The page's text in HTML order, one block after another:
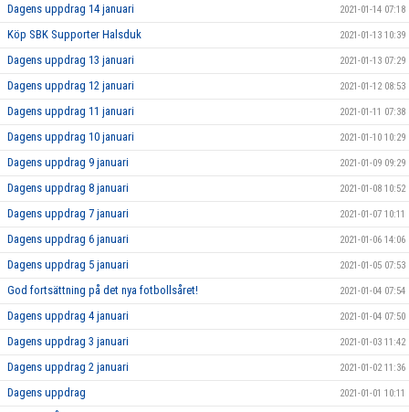
Dagens uppdrag 14 januari 2021-01-14 07:18
Köp SBK Supporter Halsduk 2021-01-13 10:39
Dagens uppdrag 13 januari 2021-01-13 07:29
Dagens uppdrag 12 januari 2021-01-12 08:53
Dagens uppdrag 11 januari 2021-01-11 07:38
Dagens uppdrag 10 januari 2021-01-10 10:29
Dagens uppdrag 9 januari 2021-01-09 09:29
Dagens uppdrag 8 januari 2021-01-08 10:52
Dagens uppdrag 7 januari 2021-01-07 10:11
Dagens uppdrag 6 januari 2021-01-06 14:06
Dagens uppdrag 5 januari 2021-01-05 07:53
God fortsättning på det nya fotbollsåret! 2021-01-04 07:54
Dagens uppdrag 4 januari 2021-01-04 07:50
Dagens uppdrag 3 januari 2021-01-03 11:42
Dagens uppdrag 2 januari 2021-01-02 11:36
Dagens uppdrag 2021-01-01 10:11